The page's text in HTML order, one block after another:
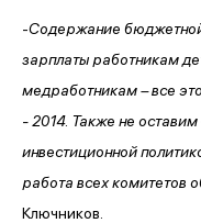
-Содержание
зарплаты работникам
медработникам – все
- 2014. Также не
инвестиционной
работа всех комитетов
Ключников.